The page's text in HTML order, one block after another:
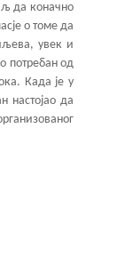
да коначно
о томе да
увек и
потребан од
Када је у
настојао да